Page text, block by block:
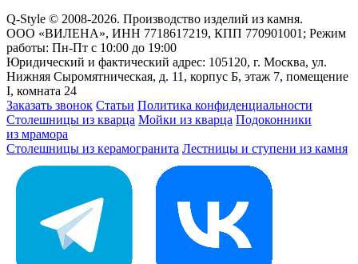
Q-Style © 2008-2026. Производство изделий из камня.
ООО «ВИЛЕНА», ИНН 7718617219, КПП 770901001; Режим
работы: Пн-Пт с 10:00 до 19:00
Юридический и фактический адрес: 105120, г. Москва, ул.
Нижняя Сыромятническая, д. 11, корпус Б, этаж 7, помещение
I, комната 24
Заказать звонок Статьи Политика конфиденциальности
Столешницы из кварца Мойки из кварца Подоконники
из мрамора
Столешницы из керамогранита Лестницы и ступени из камня